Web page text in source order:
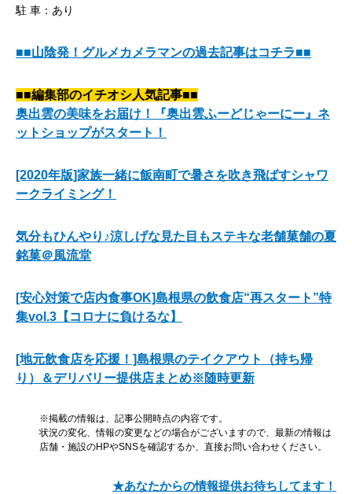
駐 車：あり
■■山陰発！グルメカメラマンの過去記事はコチラ■■
■■編集部のイチオシ人気記事■■
奥出雲の美味をお届け！『奥出雲ふーどじゃーにー』ネ
ットショップがスタート！
[2020年版]家族一緒に飯南町で暑さを吹き飛ばすシャワ
ークライミング！
気分もひんやり♪涼しげな見た目もステキな老舗菓舗の夏
銘菓＠風流堂
[安心対策で店内食事OK]島根県の飲食店“再スタート”特
集vol.3【コロナに負けるな】
[地元飲食店を応援！]島根県のテイクアウト（持ち帰
り）＆デリバリー提供店まとめ※随時更新
※掲載の情報は、記事公開時点の内容です。
状況の変化、情報の変更などの場合がございますので、最新の情報は
店舗・施設のHPやSNSを確認するか、直接お問い合わせください。
★あなたからの情報提供お待ちしてます！